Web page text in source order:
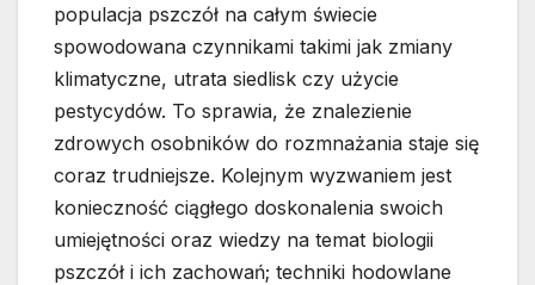
populacja pszczół na całym świecie
spowodowana czynnikami takimi jak zmiany
klimatyczne, utrata siedlisk czy użycie
pestycydów. To sprawia, że znalezienie
zdrowych osobników do rozmnażania staje się
coraz trudniejsze. Kolejnym wyzwaniem jest
konieczność ciągłego doskonalenia swoich
umiejętności oraz wiedzy na temat biologii
pszczół i ich zachowań; techniki hodowlane